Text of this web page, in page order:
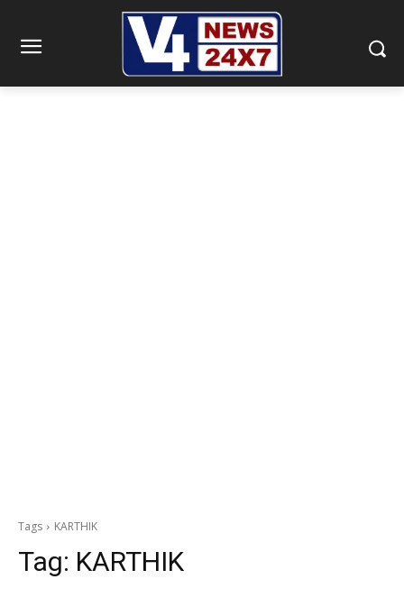
Tags KARTHIK
Tag: KARTHIK